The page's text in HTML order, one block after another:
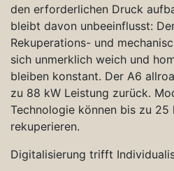
den erforderlichen Druck
bleibt davon unbeeinflusst:
Rekuperations- und
sich unmerklich weich und
bleiben konstant. Der A6
zu 88 kW Leistung zurück.
Technologie können bis zu 25
rekuperieren.
Digitalisierung trifft